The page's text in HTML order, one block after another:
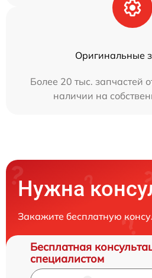
Оригинальные
Более 20 тыс. запчастей
наличии на
Нужна
Закажите бесплатную
Бесплатная
специалистом